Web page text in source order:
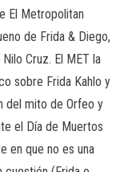
El Metropolitan
de Frida & Diego,
Cruz. El MET la
sobre Frida Kahlo y
del mito de Orfeo y
el Día de Muertos
en que no es una